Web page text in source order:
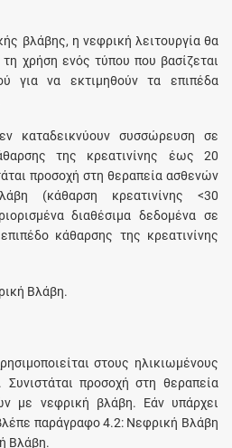
βλάβης, η νεφρική λειτουργία θα
τη χρήση ενός τύπου που βασίζεται
για να εκτιμηθούν τα επιπέδα
καταδεικνύουν συσσώρευση σε
της κρεατινίνης έως 20
προσοχή στη θεραπεία ασθενών
(κάθαρση κρεατινίνης <30
διαθέσιμα δεδομένα σε
κάθαρσης της κρεατινίνης
Βλάβη.
στους ηλικιωμένους
Συνιστάται προσοχή στη θεραπεία
με νεφρική βλάβη. Εάν υπάρχει
παράγραφο 4.2: Νεφρική Βλάβη
Βλάβη.